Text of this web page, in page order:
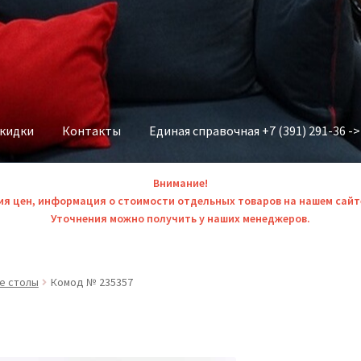
Контакты Единая справочная +7 (391) 291-36 -
Внимание!
цен, информация о стоимости отдельных товаров на нашем
Уточнения можно получить у наших менеджеров.
столы Комод № 235357